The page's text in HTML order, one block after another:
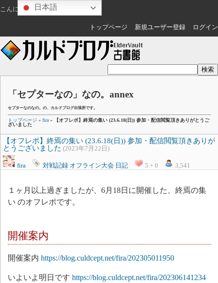
こんにちは ゲスト さん
トップページ 新規ユーザー登録 ログイン
「セプターなの」なの。annex
セプターなのなの。の、カルドブログ出張所です。
トップページ » fira »
【オフレポ】終焉の集い (23.6.18(日)) 参加・配信閲覧頂きありがとうご
ざいました
【オフレポ】終焉の集い (23.6.18(日)) 参加・配信閲覧頂きありが
とうございました (2023年7月22日)
fira 対戦記録 オフライン大会 日記 5 + 0 3,541
１ヶ月以上過ぎましたが、6月18日に開催した、終焉の集
い のオフレポです。
開催案内
開催案内 https://blog.culdcept.net/fira/202305011950
いよいよ明日です https://blog.culdcept.net/fira/202306141234
日本語